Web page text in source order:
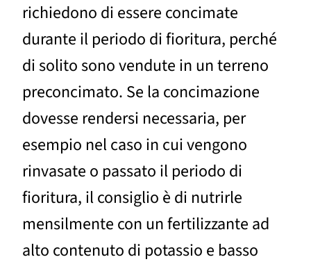
richiedono di essere concimate
durante il periodo di fioritura, perché
di solito sono vendute in un terreno
preconcimato. Se la concimazione
dovesse rendersi necessaria, per
esempio nel caso in cui vengono
rinvasate o passato il periodo di
fioritura, il consiglio è di nutrirle
mensilmente con un fertilizzante ad
alto contenuto di potassio e basso